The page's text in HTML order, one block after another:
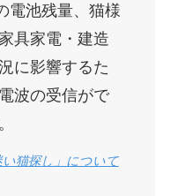
電池残量、猫様
具家電・建造
に影響するた
波の受信がで
猫探し」について